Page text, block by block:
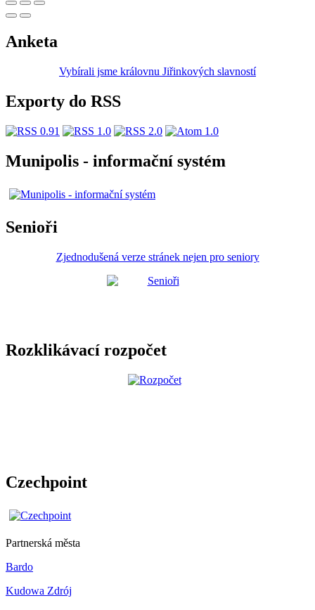
Anketa
Vybírali jsme královnu Jiřinkových slavností
Exporty do RSS
Munipolis - informační systém
Senioři
Zjednodušená verze stránek nejen pro seniory
Rozklikávací rozpočet
Czechpoint
Partnerská města
Bardo
Kudowa Zdrój